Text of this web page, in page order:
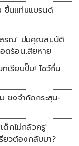
ขึ้นแท่นแบรนด์
สรณ' ปมคุณสมบัติ
ดร้อนเสียหาย
เรียนปั๊บ! โชว์กึ๋น
ชงจำกัดกระสุน-
ด็กไม่กลัวครู'
ยวต้องกลับมา?